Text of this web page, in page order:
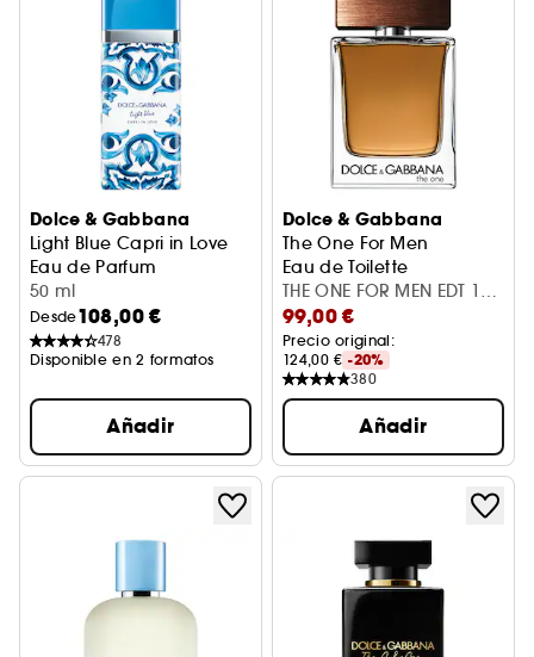
Dolce & Gabbana
Light Blue Capri in Love
Eau de Parfum
50 ml
Desde108,00 €
478
Disponible en 2 formatos
Añadir
Dolce & Gabbana
The One For Men
Eau de Toilette
THE ONE FOR MEN EDT 100
ML
99,00 €
Precio original:
124,00 € -20%
380
Añadir